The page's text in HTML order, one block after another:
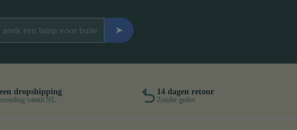
➤
dropshipping
vanuit NL
14 dagen retour
Zonder gedoe